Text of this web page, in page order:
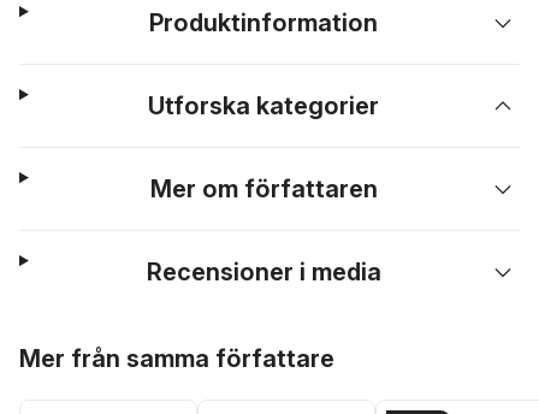
Produktinformation
Utforska kategorier
Mer om författaren
Recensioner i media
Mer från samma författare